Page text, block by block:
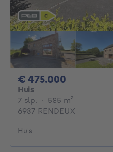
€ 475.000
Huis
7 slp. 7 slaapkamers
· 585 m²
6987 RENDEUX
Huis